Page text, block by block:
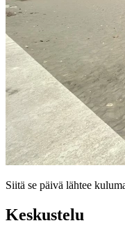
Siitä se päivä lähtee
Keskustelu